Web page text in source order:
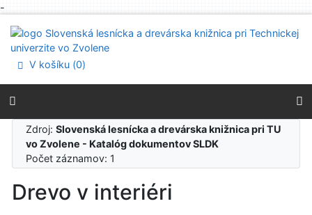
-
Prejsť na menu
Prehlásenie o webovej prístupnosti
V košíku (0)
Zdroj:Slovenská lesnícka a drevárska knižnica pri TU
vo Zvolene - Katalóg dokumentov SLDK
Počet záznamov: 1
Drevo v interiéri